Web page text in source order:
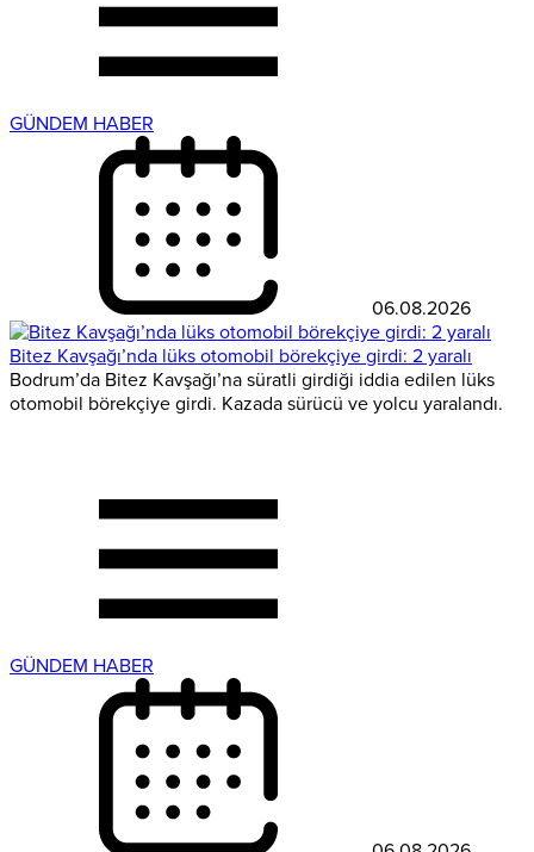
GÜNDEM HABER
06.08.2026
Bitez Kavşağı’nda lüks otomobil börekçiye girdi: 2 yaralı
Bodrum’da Bitez Kavşağı’na süratli girdiği iddia edilen lüks
otomobil börekçiye girdi. Kazada sürücü ve yolcu yaralandı.
GÜNDEM HABER